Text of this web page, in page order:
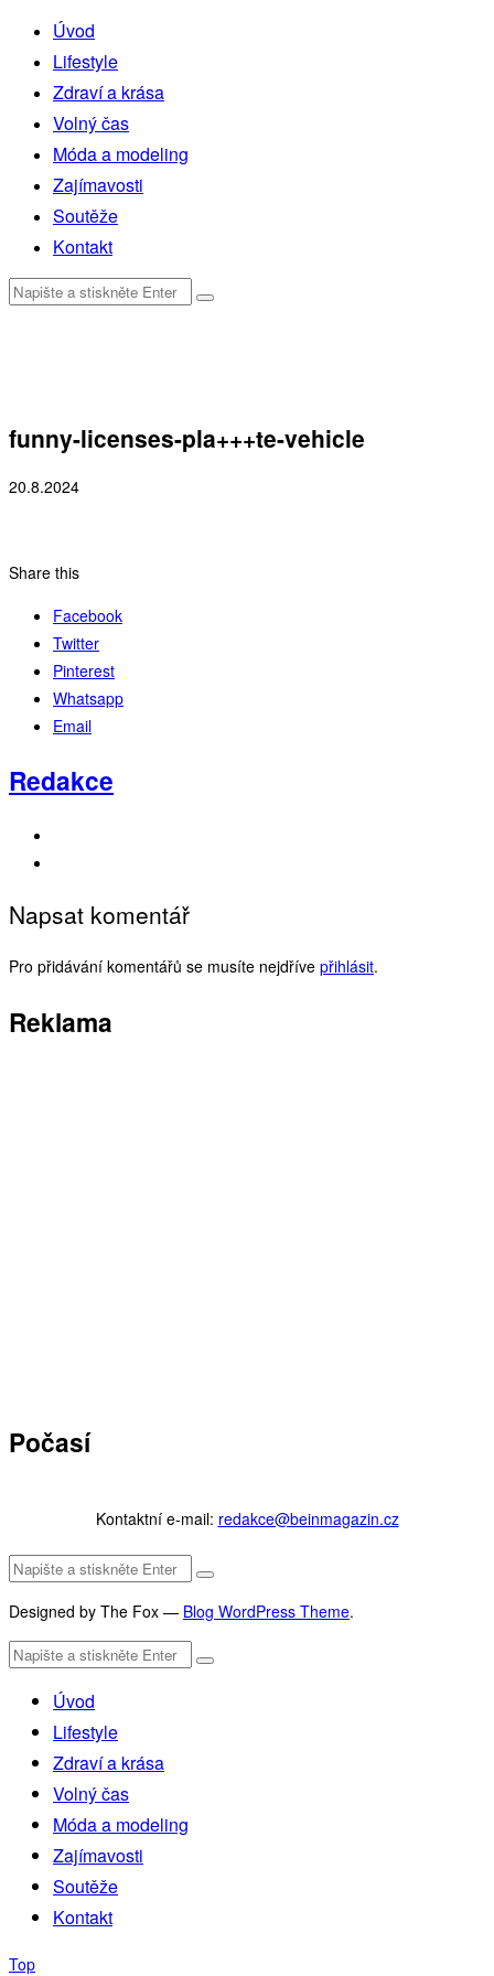
Úvod
Lifestyle
Zdraví a krása
Volný čas
Móda a modeling
Zajímavosti
Soutěže
Kontakt
funny-licenses-pla+++te-vehicle
20.8.2024
Share this
Facebook
Twitter
Pinterest
Whatsapp
Email
Redakce
Napsat komentář
Pro přidávání komentářů se musíte nejdříve přihlásit.
Reklama
Počasí
Kontaktní e-mail: redakce@beinmagazin.cz
Designed by The Fox — Blog WordPress Theme.
Úvod
Lifestyle
Zdraví a krása
Volný čas
Móda a modeling
Zajímavosti
Soutěže
Kontakt
Top